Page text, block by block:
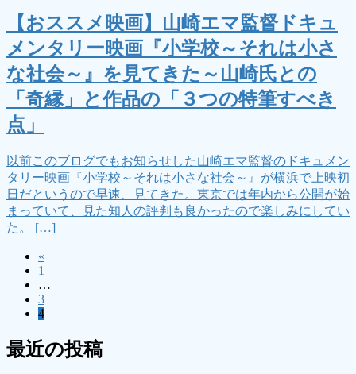
【おススメ映画】山崎エマ監督ドキュ
メンタリー映画『小学校～それは小さ
な社会～』を見てきた～山崎氏との
「奇縁」と作品の「３つの特筆すべき
点」
以前このブログでもお知らせした山崎エマ監督のドキュメン
タリー映画『小学校～それは小さな社会～』が横浜で上映初
日だというので早速、見てきた。東京では年内から公開が始
まっていて、見た知人の評判も良かったので楽しみにしてい
た。 […]
ペ
ー
«
固
定
ペ
ー
ジ
1
…
固
定
ー
3
固
ペ
4
最近の投稿